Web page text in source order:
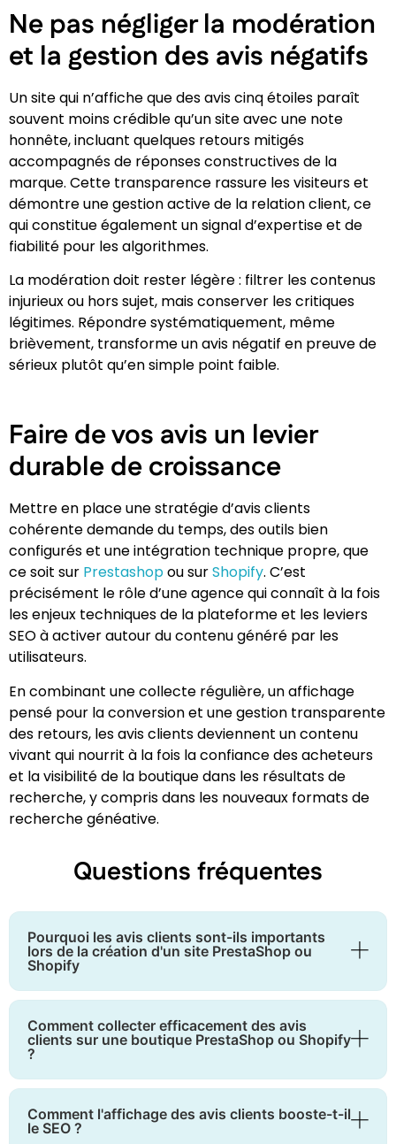
Ne pas négliger la modération
et la gestion des avis négatifs
Un site qui n’affiche que des avis cinq étoiles paraît
souvent moins crédible qu’un site avec une note
honnête, incluant quelques retours mitigés
accompagnés de réponses constructives de la
marque. Cette transparence rassure les visiteurs et
démontre une gestion active de la relation client, ce
qui constitue également un signal d’expertise et de
fiabilité pour les algorithmes.
La modération doit rester légère : filtrer les contenus
injurieux ou hors sujet, mais conserver les critiques
légitimes. Répondre systématiquement, même
brièvement, transforme un avis négatif en preuve de
sérieux plutôt qu’en simple point faible.
Faire de vos avis un levier
durable de croissance
Mettre en place une stratégie d’avis clients
cohérente demande du temps, des outils bien
configurés et une intégration technique propre, que
ce soit sur Prestashopou surShopify. C’est
précisément le rôle d’une agence qui connaît à la fois
les enjeux techniques de la plateforme et les leviers
SEO à activer autour du contenu généré par les
utilisateurs.
En combinant une collecte régulière, un affichage
pensé pour la conversion et une gestion transparente
des retours, les avis clients deviennent un contenu
vivant qui nourrit à la fois la confiance des acheteurs
et la visibilité de la boutique dans les résultats de
recherche, y compris dans les nouveaux formats de
recherche généative.
Questions fréquentes
Pourquoi les avis clients sont-ils importants
lors de la création d'un site PrestaShop ou
Shopify
Comment collecter efficacement des avis
clients sur une boutique PrestaShop ou Shopify
?
Comment l'affichage des avis clients booste-t-il
le SEO ?